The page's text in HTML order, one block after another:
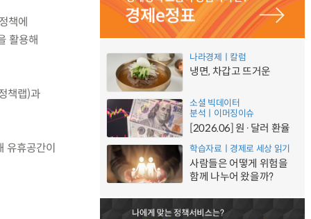
책에
활용해
책랩)과
유휴공간이
나라경제ㅣ칼럼
냉면, 차갑고 뜨거운
소셜 빅데이터
분석ㅣ이머징이슈
[2026.06] 원·달러 환율
학습자료ㅣ경제로 세상 읽기
사람들은 어떻게 위험을
함께 나누어 왔을까?